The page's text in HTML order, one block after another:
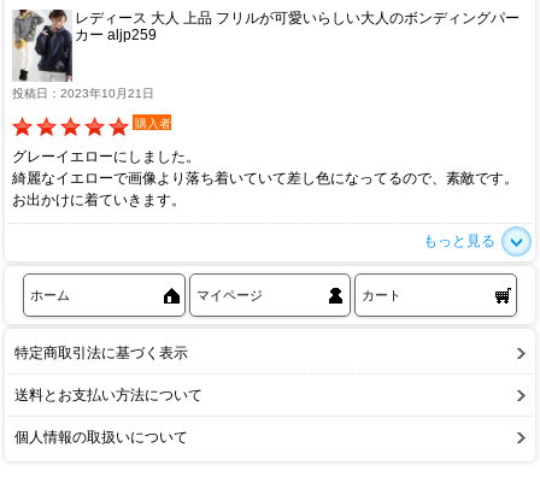
レディース 大人 上品 フリルが可愛いらしい大人のボンディングパー
カー aljp259
投稿日：2023年10月21日
購入者
グレーイエローにしました。
綺麗なイエローで画像より落ち着いていて差し色になってるので、素敵です。
お出かけに着ていきます。
もっと見る
ホーム マイページ カート
特定商取引法に基づく表示
送料とお支払い方法について
個人情報の取扱いについて